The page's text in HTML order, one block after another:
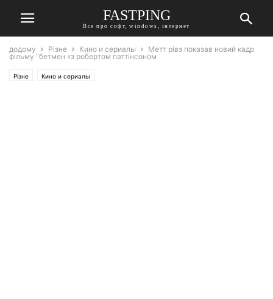
FASTPING
Все про софт, windows, інтернет
додому Різне Кино и сериалы
Метт рівз показав новий кадр
фільму “бетмен «з робертом паттінсоном
Різне Кино и сериалы